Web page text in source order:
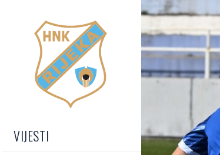
VIJESTI